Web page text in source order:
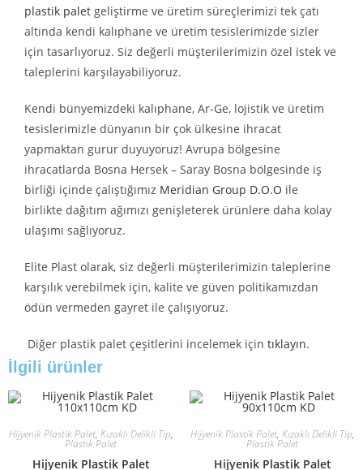
plastik palet geliştirme ve üretim süreçlerimizi tek çatı
altında kendi kalıphane ve üretim tesislerimizde sizler
için tasarlıyoruz. Siz değerli müşterilerimizin özel istek ve
taleplerini karşılayabiliyoruz.
Kendi bünyemizdeki kalıphane, Ar-Ge, lojistik ve üretim
tesislerimizle dünyanın bir çok ülkesine ihracat
yapmaktan gurur duyuyoruz! Avrupa bölgesine
ihracatlarda Bosna Hersek – Saray Bosna bölgesinde iş
birliği içinde çalıştığımız Meridian Group D.O.O ile
birlikte dağıtım ağımızı genişleterek ürünlere daha kolay
ulaşımı sağlıyoruz.
Elite Plast olarak, siz değerli müşterilerimizin taleplerine
karşılık verebilmek için, kalite ve güven politikamızdan
ödün vermeden gayret ile çalışıyoruz.
Diğer plastik palet çeşitlerini incelemek için tıklayın.
İlgili ürünler
Hijyenik Plastik Palet, Kızaklı Delikli Tip,
Plastik Palet
Hijyenik Plastik Palet
Hijyenik Plastik Palet, Kızaklı Delikli Tip,
Plastik Palet
Hijyenik Plastik Palet